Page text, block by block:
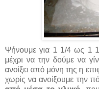
Ψήνουμε για 1 1/4 ως 1
μέχρι να την δούμε να
ανοίξει από μόνη της η
χωρίς να ανοίξουμε την